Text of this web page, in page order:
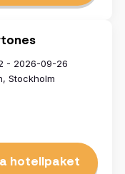
- 2026-09-26
Stockholm
hotellpaket